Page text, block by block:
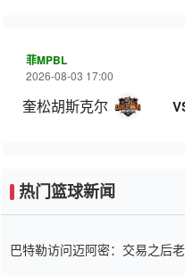
菲MPBL
2026-08-03 17:00
奎松胡斯克尔
热门篮球新闻
巴特勒访问迈阿密：交易之后